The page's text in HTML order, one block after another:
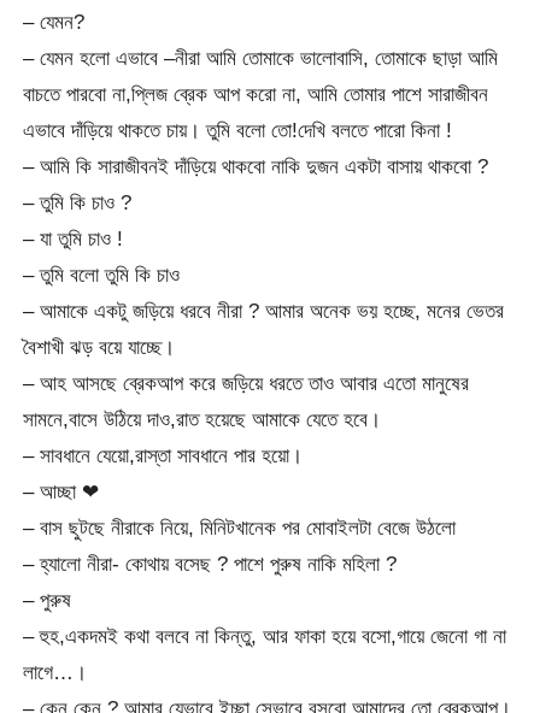
– যেমন?
– যেমন হলো এভাবে –নীরা আমি তোমাকে ভালোবাসি, তোমাকে ছাড়া আমি
বাচতে পারবো না,প্লিজ ব্রেক আপ করো না, আমি তোমার পাশে সারাজীবন
এভাবে দাঁড়িয়ে থাকতে চায়। তুমি বলো তো!দেখি বলতে পারো কিনা !
– আমি কি সারাজীবনই দাঁড়িয়ে থাকবো নাকি দুজন একটা বাসায় থাকবো ?
– তুমি কি চাও ?
– যা তুমি চাও !
– তুমি বলো তুমি কি চাও
– আমাকে একটু জড়িয়ে ধরবে নীরা ? আমার অনেক ভয় হচ্ছে, মনের ভেতর
বৈশাখী ঝড় বয়ে যাচ্ছে।
– আহ আসছে ব্রেকআপ করে জড়িয়ে ধরতে তাও আবার এতো মানুষের
সামনে,বাসে উঠিয়ে দাও,রাত হয়েছে আমাকে যেতে হবে।
– সাবধানে যেয়ো,রাস্তা সাবধানে পার হয়ো।
– আচ্ছা ❤
– বাস ছুটছে নীরাকে নিয়ে, মিনিটখানেক পর মোবাইলটা বেজে উঠলো
– হ্যালো নীরা- কোথায় বসেছ ? পাশে পুরুষ নাকি মহিলা ?
– পুরুষ
– হুহ,একদমই কথা বলবে না কিন্তু, আর ফাকা হয়ে বসো,গায়ে জেনো গা না
লাগে…।